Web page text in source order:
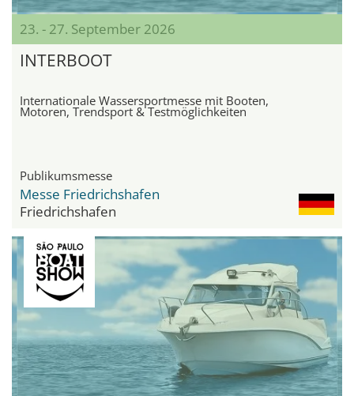
23. - 27. September 2026
INTERBOOT
Internationale Wassersportmesse mit Booten,
Motoren, Trendsport & Testmöglichkeiten
Publikumsmesse
Messe Friedrichshafen
Friedrichshafen